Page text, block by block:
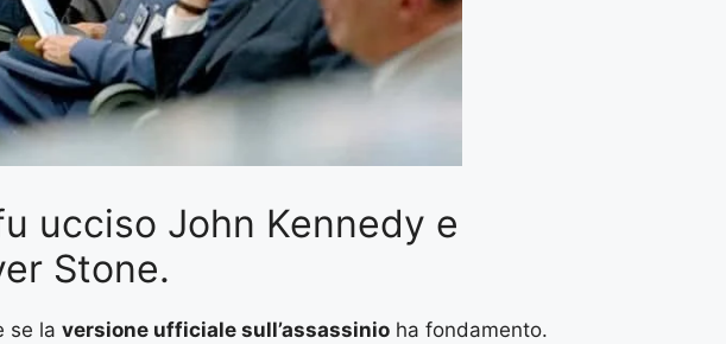
ucciso John Kennedy e
Stone.
se la versione ufficiale sull’assassinio ha fondamento.